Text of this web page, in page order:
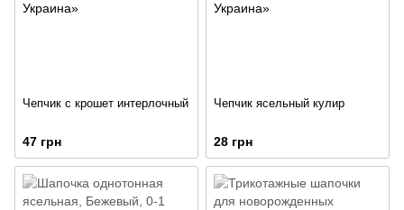
Чепчик с крошет интерлочный
47 грн
Чепчик ясельный кулир
28 грн